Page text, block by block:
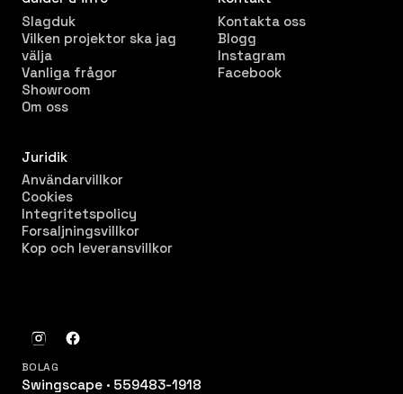
Slagduk
Vilken projektor ska jag
välja
Vanliga frågor
Showroom
Om oss
Kontakta oss
Blogg
Instagram
Facebook
Juridik
Användarvillkor
Cookies
Integritetspolicy
Forsaljningsvillkor
Kop och leveransvillkor
BOLAG
Swingscape · 559483-1918